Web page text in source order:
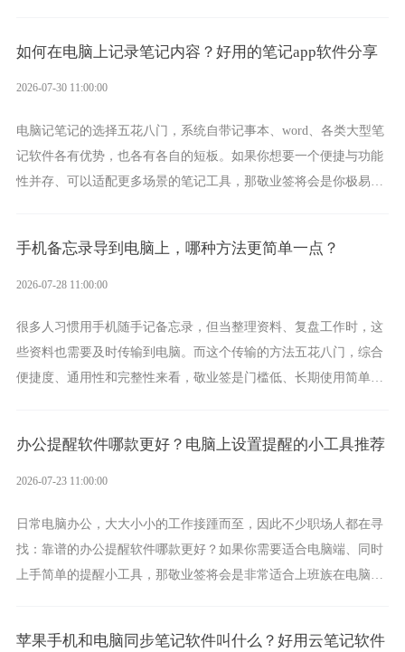
如何在电脑上记录笔记内容？好用的笔记app软件分享
2026-07-30 11:00:00
电脑记笔记的选择五花八门，系统自带记事本、word、各类大型笔
记软件各有优势，也各有各自的短板。如果你想要一个便捷与功能
性并存、可以适配更多场景的笔记工具，那敬业签将会是你极易上
手机备忘录导到电脑上，哪种方法更简单一点？
2026-07-28 11:00:00
很多人习惯用手机随手记备忘录，但当整理资料、复盘工作时，这
些资料也需要及时传输到电脑。而这个传输的方法五花八门，综合
便捷度、通用性和完整性来看，敬业签是门槛低、长期使用简单的
办公提醒软件哪款更好？电脑上设置提醒的小工具推荐
2026-07-23 11:00:00
日常电脑办公，大大小小的工作接踵而至，因此不少职场人都在寻
找：靠谱的办公提醒软件哪款更好？如果你需要适合电脑端、同时
上手简单的提醒小工具，那敬业签将会是非常适合上班族在电脑上
苹果手机和电脑同步笔记软件叫什么？好用云笔记软件